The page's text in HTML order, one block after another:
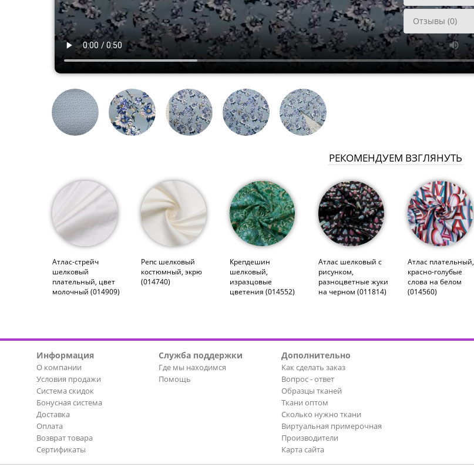
Отзывы (0)
РЕКОМЕНДУЕМ ВЗГЛЯНУТЬ
Атлас-стрейч
шелковый
плательный, цвет
молочный (014909)
Репс шелковый
костюмный, экрю
(014740)
Крепдешин
шелковый,
изразцовые
цветения (014552)
Атлас шелковый с
рисунком,
разноцветные жуки
на черном (011814)
Атлас плательный,
красно-голубые
слова на белом
(014560)
Информация
О компании
Условия продажи
Система скидок
Бонусная система
Доставка
Оплата
Возврат товара
Сертификаты
Служба поддержки
Где мы находимся
Помощь
Дополнительно
Как сделать заказ
Вопрос - ответ
Образцы тканей
Ткани оптом
Сколько нужно ткани
Виртуальная примерочная
Производители
Карта сайта